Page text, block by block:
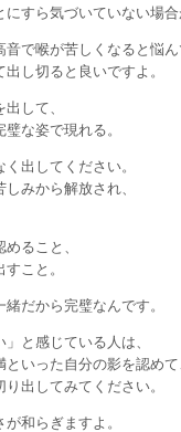
すら気づいていない場合
で喉が苦しくなると悩ん
し切ると良いですよ。
して、
な姿で現れる。
出してください。
みから解放され、
ること、
こと。
だから完璧なんです。
」と感じている人は、
いった自分の影を認めて
出してみてください。
和らぎますよ。